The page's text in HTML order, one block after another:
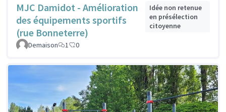
MJC Damidot - Amélioration
des équipements sportifs
(rue Bonneterre)
Idée non retenue
en présélection
citoyenne
Demaison 1 0